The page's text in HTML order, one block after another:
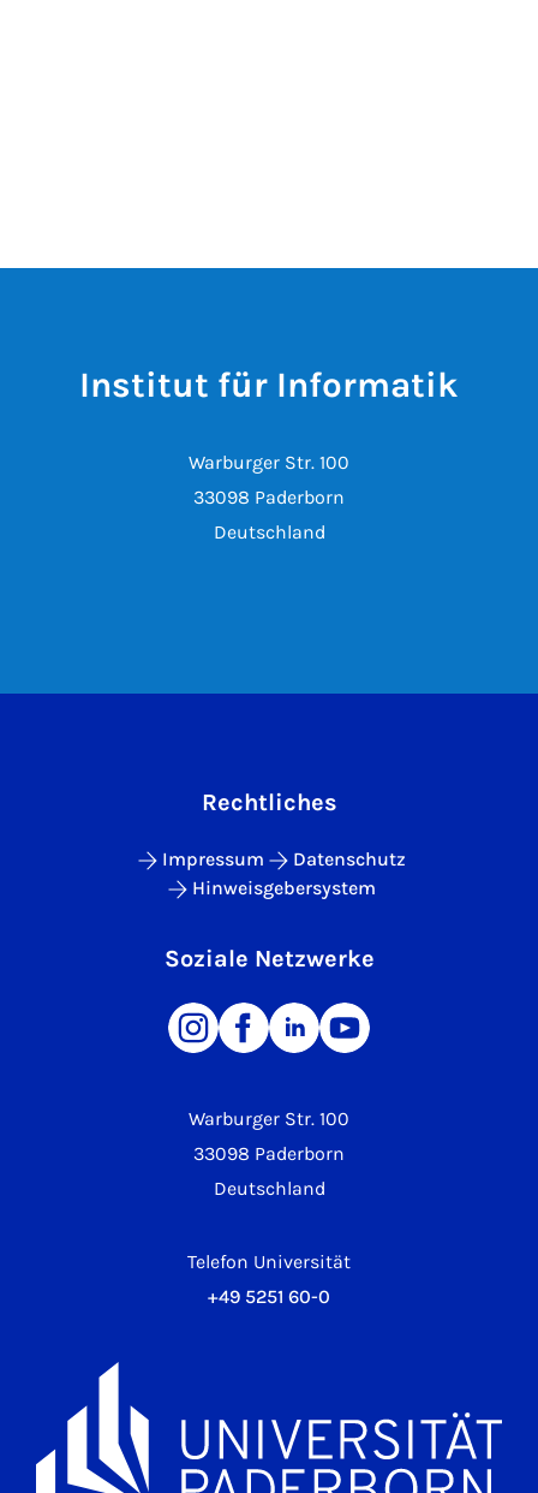
Institut für Informatik
Warburger Str. 100
33098 Paderborn
Deutschland
Warburger Str. 100
33098 Paderborn
Deutschland
Telefon Universität
+49 5251 60-0
Rechtliches
Impressum
Datenschutz
Hinweisgebersystem
Soziale Netzwerke